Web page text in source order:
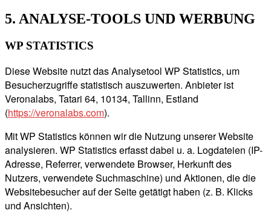
5. ANALYSE-TOOLS UND WERBUNG
WP STATISTICS
Diese Website nutzt das Analysetool WP Statistics, um
Besucherzugriffe statistisch auszuwerten. Anbieter ist
Veronalabs, Tatari 64, 10134, Tallinn, Estland
(https://veronalabs.com).
Mit WP Statistics können wir die Nutzung unserer Website
analysieren. WP Statistics erfasst dabei u. a. Logdateien (IP-
Adresse, Referrer, verwendete Browser, Herkunft des
Nutzers, verwendete Suchmaschine) und Aktionen, die die
Websitebesucher auf der Seite getätigt haben (z. B. Klicks
und Ansichten).